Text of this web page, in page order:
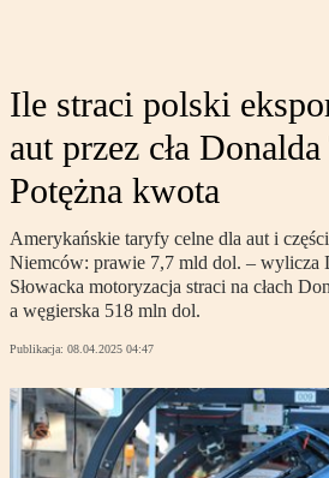
Ile straci polski
aut przez cła
Potężna kwota
Amerykańskie taryfy celne dla aut i
Niemców: prawie 7,7 mld dol. – wylicza
Słowacka motoryzacja straci na cłach
a węgierska 518 mln dol.
Publikacja: 08.04.2025 04:47